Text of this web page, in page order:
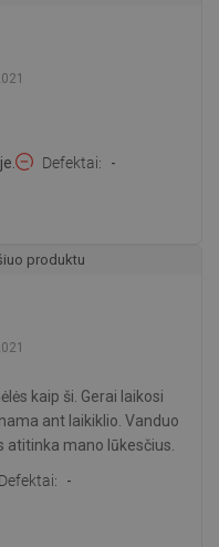
Defektai -
produktu
kaip ši. Gerai laikosi
ant laikiklio. Vanduo
atitinka mano lūkesčius.
Defektai -